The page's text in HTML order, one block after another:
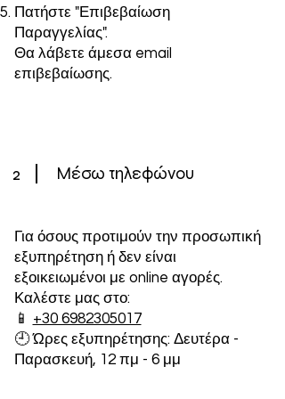
Πατήστε "Επιβεβαίωση
Παραγγελίας".
Θα λάβετε άμεσα email
επιβεβαίωσης.
2 Μέσω τηλεφώνου
Για όσους προτιμούν την προσωπική
εξυπηρέτηση ή δεν είναι
εξοικειωμένοι με online αγορές.
Καλέστε μας στο:
📱 +30 6982305017
🕘 Ώρες εξυπηρέτησης: Δευτέρα -
Παρασκευή, 12 πμ - 6 μμ